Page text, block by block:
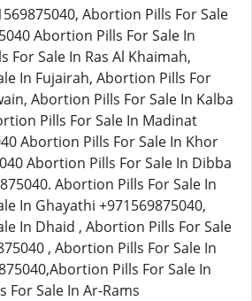
Abortion Pills For Sale
Abortion Pills For Sale In
For Sale In Ras Al Khaimah,
In Fujairah, Abortion Pills For
Abortion Pills For Sale In Kalba
Pills For Sale In Madinat
Abortion Pills For Sale In Khor
Abortion Pills For Sale In Dibba
Abortion Pills For Sale In
In Ghayathi +971569875040,
In Dhaid , Abortion Pills For Sale
, Abortion Pills For Sale In
Pills For Sale In
For Sale In Ar-Rams